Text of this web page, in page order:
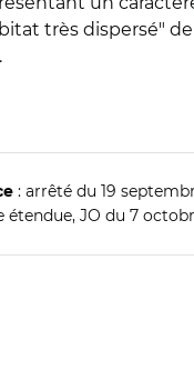
très dispersé"
: arrêté du 19
étendue, JO du 7